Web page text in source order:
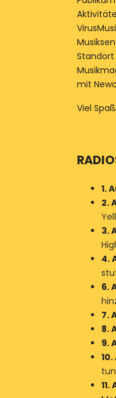
mit
Viel
1.
2.
3.
4.
6.
7.
8.
9.